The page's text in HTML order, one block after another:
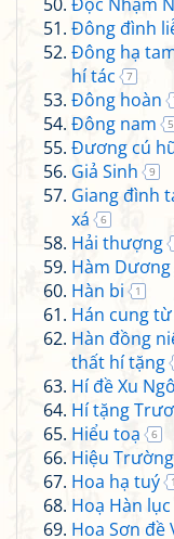
Đông đình
Đông hạ
hí tác
7
Đông hoàn
Đông nam 5
Đương cú
Giả Sinh 9
Giang đình
xá
6
Hải thượng
Hàm Dương
Hàn bi 1
Hán cung từ
Hàn đồng
thất hí tặng
Hí đề Xu
Hí tặng
Hiểu toạ 6
Hiệu
Hoa hạ tuý
Hoạ Hàn
Hoa Sơn